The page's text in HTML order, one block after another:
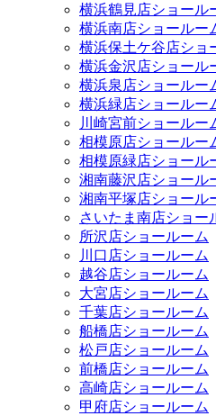
横浜鶴見店ショール
横浜南店ショールー
横浜保土ケ谷店ショ
横浜金沢店ショール
横浜泉店ショールー
横浜緑店ショールー
川崎宮前ショールー
相模原店ショールー
相模原緑店ショール
湘南藤沢店ショール
湘南平塚店ショール
さいたま南店ショー
所沢店ショールーム
川口店ショールーム
越谷店ショールーム
大宮店ショールーム
千葉店ショールーム
船橋店ショールーム
松戸店ショールーム
前橋店ショールーム
高崎店ショールーム
甲府店ショールーム